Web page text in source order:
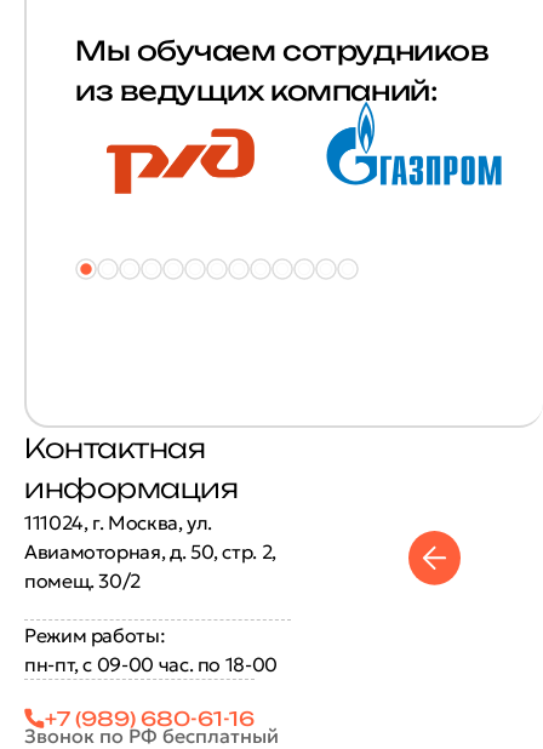
Мы обучаем сотрудников
из ведущих компаний:
Контактная
информация
111024, г. Москва, ул.
Авиамоторная, д. 50, стр. 2,
помещ. 30/2
Режим работы:
пн-пт, с 09-00 час. по 18-00
+7 (989) 680-61-16
Звонок по РФ бесплатный